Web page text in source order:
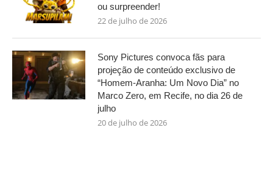
ou surpreender!
22 de julho de 2026
Sony Pictures convoca fãs para
projeção de conteúdo exclusivo de
“Homem-Aranha: Um Novo Dia” no
Marco Zero, em Recife, no dia 26 de
julho
20 de julho de 2026